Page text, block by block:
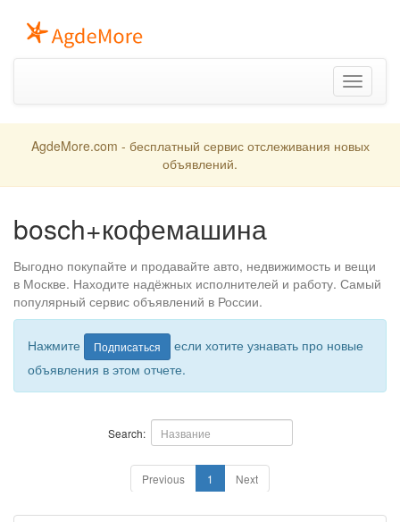
Toggle
navigation
AgdeMore.com - бесплатный сервис отслеживания новых
объявлений.
bosch+кофемашина
Выгодно покупайте и продавайте авто, недвижимость и вещи
в Москве. Находите надёжных исполнителей и работу. Самый
популярный сервис объявлений в России.
Нажмите Подписаться
если хотите узнавать про новые
объявления в этом отчете.
Search:
Previous 1 Next